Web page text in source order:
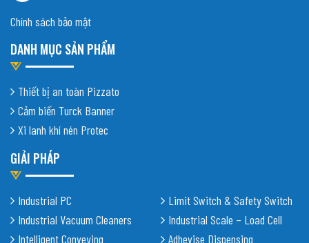
Chính sách bảo mật
DANH MỤC SẢN PHẨM
Thiết bị an toàn Pizzato
Cảm biến Turck Banner
Xi lanh khí nén Protec
GIẢI PHÁP
Industrial PC
Industrial Vacuum Cleaners
Intelligent Conveying
Limit Switch & Safety Switch
Industrial Scale – Load Cell
Adhevise Dispensing